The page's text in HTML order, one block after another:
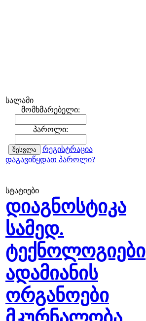
სალამი
მომხმარებელი:
პაროლი:
რეგისტრაცია
დაგავიწყდათ პაროლი?
სტატიები
დიაგნოსტიკა
სამედ.
ტექნოლოგიები
ადამიანის
ორგანოები